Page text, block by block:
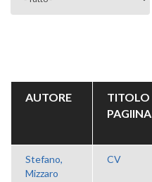
AUTORE
TITOLO
PAGIINA
Stefano,
Mizzaro
CV